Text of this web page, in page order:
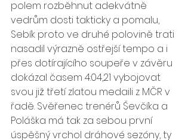
polem rozběhnut adekvátně
vedrům dosti takticky a pomalu,
Sebík proto ve druhé polovině trati
nasadil výrazně ostřejší tempo a i
přes dotírajícího soupeře v závěru
dokázal časem 4:04,21 vybojovat
svou již třetí zlatou medaili z MČR v
řadě. Svěřenec trenérů Ševčíka a
Poláška má tak za sebou první
úspěšný vrchol dráhové sezóny, ty